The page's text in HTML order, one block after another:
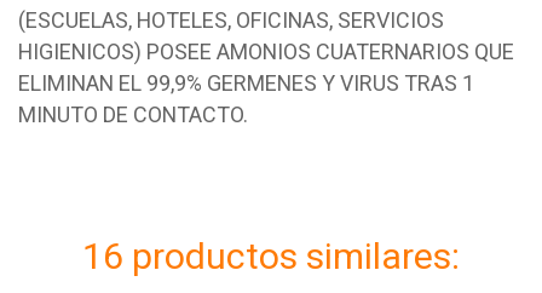
(ESCUELAS, HOTELES, OFICINAS, SERVICIOS
HIGIENICOS) POSEE AMONIOS CUATERNARIOS QUE
ELIMINAN EL 99,9% GERMENES Y VIRUS TRAS 1
MINUTO DE CONTACTO.
16 productos similares: